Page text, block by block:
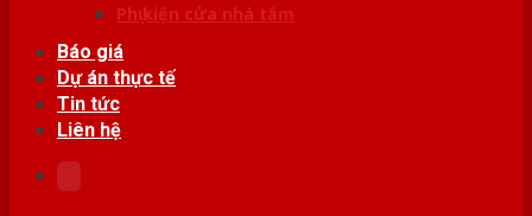
Phụ kiện cửa nhà tắm
Báo giá
Dự án thực tế
Tin tức
Liên hệ